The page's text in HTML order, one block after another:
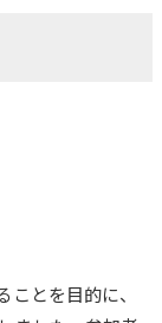
とを目的に、